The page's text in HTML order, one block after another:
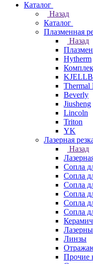
Каталог
Назад
Каталог
Плазменная
Назад
Hytherm
Thermal
Beverly
Jiusheng
Lincoln
Triton
YK
Лазерная
Назад
Сопла
Сопла
Сопла
Сопла
Сопла
Сопла
Линзы
Прочие